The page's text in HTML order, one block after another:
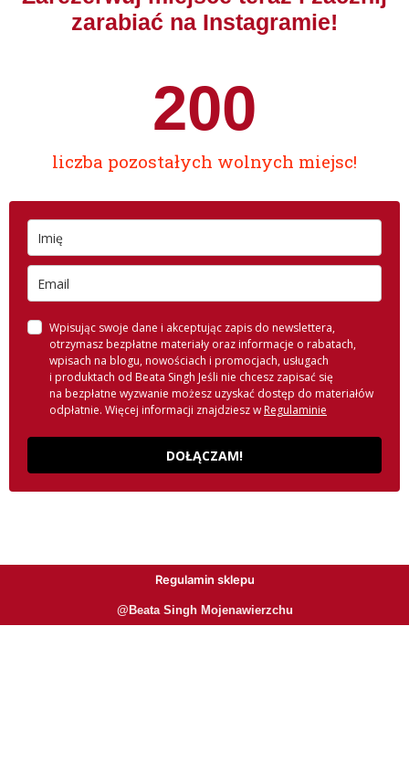
zarabiać na Instagramie!
liczba pozostałych wolnych miejsc!
200
Wpisując swoje dane i akceptując zapis do newslettera,
otrzymasz bezpłatne materiały oraz informacje o rabatach,
wpisach na blogu, nowościach i promocjach, usługach
i produktach od Beata Singh Jeśli nie chcesz zapisać się
na bezpłatne wyzwanie możesz uzyskać dostęp do materiałów
odpłatnie. Więcej informacji znajdziesz w Regulaminie
DOŁĄCZAM!
Regulamin sklepu
@Beata Singh Mojenawierzchu